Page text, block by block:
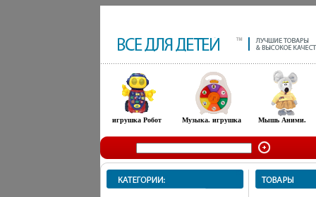
игрушка Робот Музыка. игрушка Мышь Аними.